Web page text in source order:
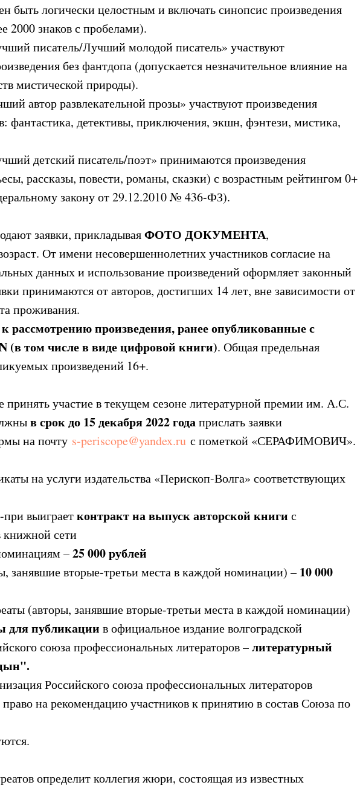
быть логически целостным и включать синопсис произведения
2000 знаков с пробелами).
писатель/Лучший молодой писатель» участвуют
без фантдопа (допускается незначительное влияние на
мистической природы).
автор развлекательной прозы» участвуют произведения
фантастика, детективы, приключения, экшн, фэнтези, мистика,
детский писатель/поэт» принимаются произведения
рассказы, повести, романы, сказки) с возрастным рейтингом 0+
закону от 29.12.2010 № 436-ФЗ).
заявки, прикладываяФОТО ДОКУМЕНТА,
От имени несовершеннолетних участников согласие на
данных и использование произведений оформляет законный
принимаются от авторов, достигших 14 лет, вне зависимости от
проживания.
рассмотрению произведения, ранее опубликованные с
(в том числе в виде цифровой книги). Общая предельная
произведений 16+.
участие в текущем сезоне литературной премии им. А.С.
в срок до 15 декабря 2022 годаприслать заявки
на почту s-periscope@yandex.ru с пометкой «СЕРАФИМОВИЧ».
на услуги издательства «Перископ-Волга» соответствующих
при выиграетконтракт на выпуск авторской книги с
сети
–25 000 рублей
занявшие вторые-третьи места в каждой номинации) – 10 000
(авторы, занявшие вторые-третьи места в каждой номинации)
для публикации в официальное издание волгоградской
союза профессиональных литераторов –литературный
Российского союза профессиональных литераторов
право на рекомендацию участников к принятию в состав Союза по
определит коллегия жюри, состоящая из известных